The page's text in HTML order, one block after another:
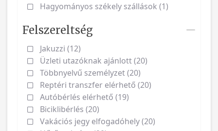
Hagyományos székely szállások (1)
Felszereltség
Jakuzzi (12)
Üzleti utazóknak ajánlott (20)
Többnyelvű személyzet (20)
Reptéri transzfer elérhető (20)
Autóbérlés elérhető (19)
Biciklibérlés (20)
Vakációs jegy elfogadóhely (20)